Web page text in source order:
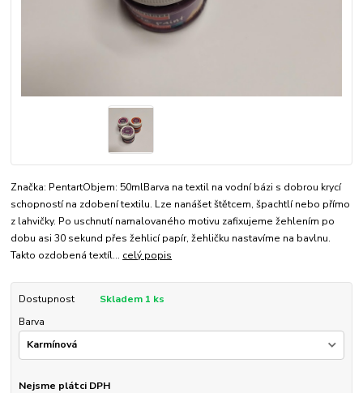
Značka: PentartObjem: 50mlBarva na textil na vodní bázi s dobrou krycí
schopností na zdobení textilu. Lze nanášet štětcem, špachtlí nebo přímo
z lahvičky. Po uschnutí namalovaného motivu zafixujeme žehlením po
dobu asi 30 sekund přes žehlicí papír, žehličku nastavíme na bavlnu.
Takto ozdobená textíl... celý popis
Dostupnost
Skladem 1 ks
Barva
Nejsme plátci DPH